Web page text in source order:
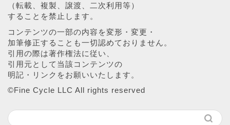
（転載、複製、譲渡、二次利用等）
することを禁止します。
コンテンツの一部の内容を変形・変更・
加筆修正することも一切認めておりません。
引用の際は著作権法に従い、
引用元として当該コンテンツの
明記・リンクをお願いいたします。
©︎Fine Cycle LLC All rights reserved